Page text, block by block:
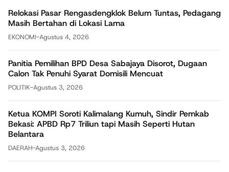
Relokasi Pasar Rengasdengklok Belum Tuntas, Pedagang
Masih Bertahan di Lokasi Lama
EKONOMI-Agustus 4, 2026
Panitia Pemilihan BPD Desa Sabajaya Disorot, Dugaan
Calon Tak Penuhi Syarat Domisili Mencuat
POLITIK-Agustus 3, 2026
Ketua KOMPI Soroti Kalimalang Kumuh, Sindir Pemkab
Bekasi: APBD Rp7 Triliun tapi Masih Seperti Hutan
Belantara
DAERAH-Agustus 3, 2026